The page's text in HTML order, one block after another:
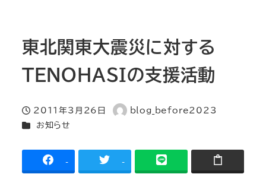
東北関東大震災に対する
TENOHASIの支援活動
投稿日
2011年3月26日
著
blog_before2023
カテゴリー
お知らせ
- -